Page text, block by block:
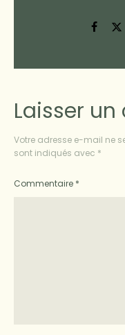
Laisser
Votre adresse e-mail ne
sont indiqués avec *
Commentaire *